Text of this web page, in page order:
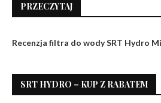
PRZECZYTAJ
Recenzja filtra do wody SRT Hydro
SRT HYDRO – KUP Z RABATEM